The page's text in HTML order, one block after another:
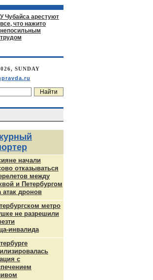
У Чубайса арестуют
все, что нажито
непосильным
трудом
SUNDAY
начали
отказываться
между
и Петербургом
атак дронов
метро
не разрешили
с